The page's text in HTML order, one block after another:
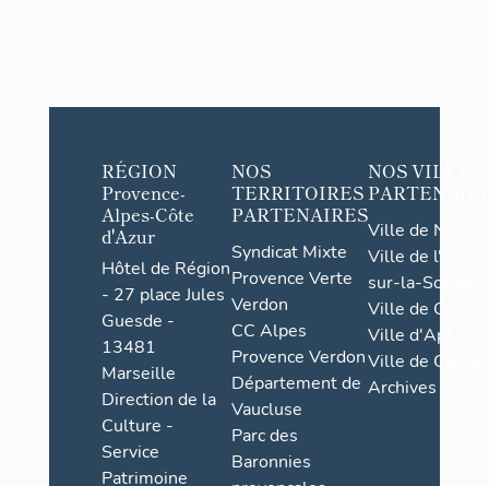
RÉGION
Provence-
Alpes-Côte
d'Azur
Hôtel de Région
- 27 place Jules
Guesde -
13481
Marseille
Direction de la
Culture -
Service
Patrimoine
NOS
TERRITOIRES
PARTENAIRES
Syndicat Mixte
Provence Verte
Verdon
CC Alpes
Provence Verdon
Département de
Vaucluse
Parc des
Baronnies
NOS VILLES
Ville de Nice
Ville de l'Isle-
sur-la-Sorgue
Ville de Grasse
Ville d'Apt
Ville de
Archives